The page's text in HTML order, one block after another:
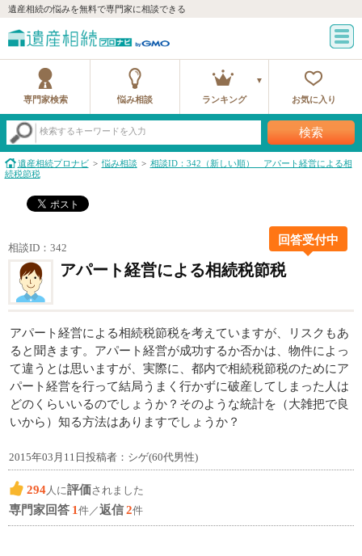
遺産相続の悩みを無料で専門家に相談できる
専門家検索 悩み相談 ランキング お気に入り
検索するキーワードを入力 検索
遺産相続プロナビ 悩み相談
相談ID：342（新しい順） アパート経営による相
続税節税
相談ID：342
回答受付中
アパート経営による相続税節税
アパート経営による相続税節税を考えていますが、リスクもあ
ると聞きます。アパート経営が成功するか否かは、物件によっ
て違うとは思いますが、実際に、都内で相続税節税のためにア
パート経営を行って結局うまく行かずに破産してしまった人は
どのくらいいるのでしょうか？そのような統計を（大雑把で良
いから）知る方法はありますでしょうか？
2015年03月11日投稿者：シゲ(60代男性)
294人に評価されました
専門家回答 1件／返信2件